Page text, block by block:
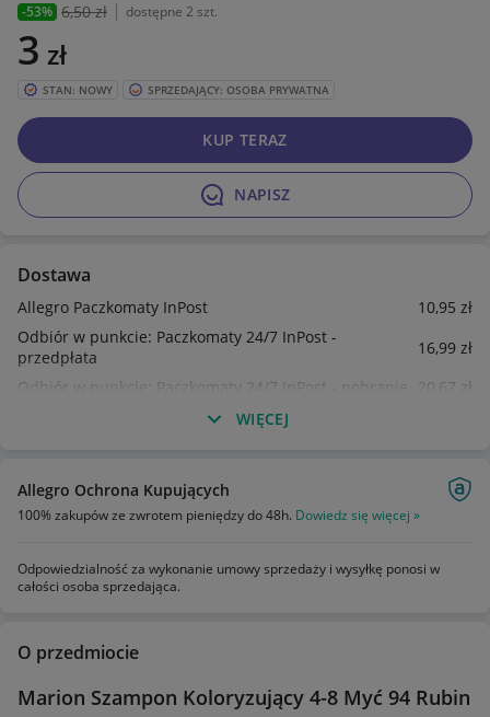
-53% 6,50 zł dostępne 2 szt.
3 zł
STAN: NOWY SPRZEDAJĄCY: OSOBA PRYWATNA
NAPISZ
KUP TERAZ
Dostawa
Allegro Paczkomaty InPost 10,95 zł
Odbiór w punkcie: Paczkomaty 24/7 InPost -
przedpłata
16,99 zł
Odbiór w punkcie: Paczkomaty 24/7 InPost - pobranie
20 ,67 zł
WIĘCEJ
Allegro Ochrona Kupujących
100% zakupów ze zwrotem pieniędzy do 48h. Dowiedz się więcej »
Odpowiedzialność za wykonanie umowy sprzedaży i wysyłkę ponosi w
całości osoba sprzedająca.
O przedmiocie
Marion Szampon Koloryzujący 4-8 Myć 94 Rubin